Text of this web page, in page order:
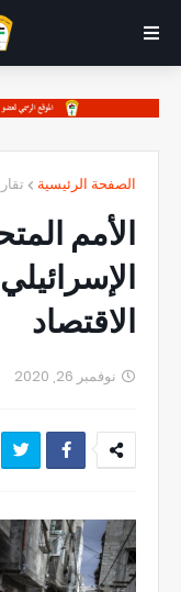
الصفحة الرئيسية
الأمم
الاقتصاد
نوفمبر 26, 2020